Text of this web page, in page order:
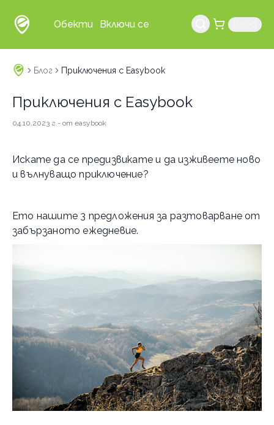
Обекти Включи се
Блог Приключения с Easybook
Приключения с Easybook
04.10.2023 г.- от easybook
Искате да се предизвикате и да изживеете ново
и вълнуващо приключение?
Ето нашите 3 предложения за разтоварване от
забързаното ежедневие.